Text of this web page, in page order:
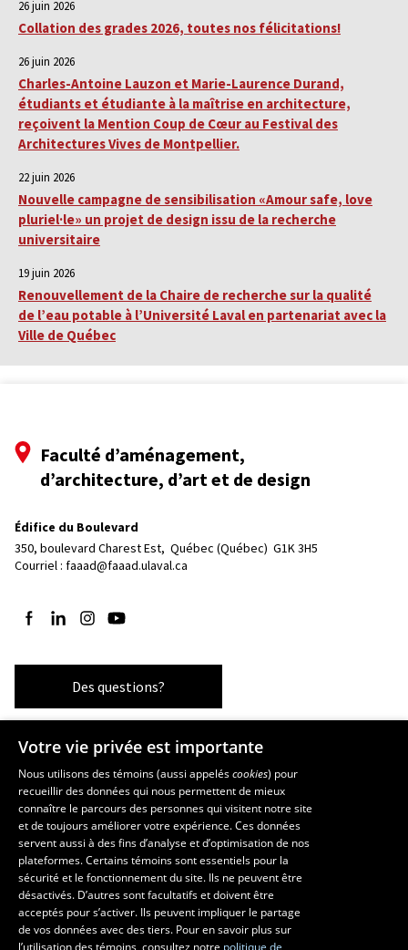
26 juin 2026
Collation des grades 2026, toutes nos félicitations!
26 juin 2026
Charles-Antoine Lauzon et Marie-Laurence Durand,
étudiants et étudiante à la maîtrise en architecture,
reçoivent la Mention Coup de Cœur au Festival des
Architectures Vives de Montpellier.
22 juin 2026
Nouvelle campagne de sensibilisation «Amour safe, love
pluriel·le» un projet de design issu de la recherche
universitaire
19 juin 2026
Renouvellement de la Chaire de recherche sur la qualité
de l’eau potable à l’Université Laval en partenariat avec la
Ville de Québec
Faculté d’aménagement,
d’architecture, d’art et de design
Édifice du Boulevard
350, boulevard Charest Est, Québec (Québec)  G1K 3H5
Courriel : faaad@faaad.ulaval.ca
Suivez-nous sur Facebook
Suivez-nous sur LinkedIn
Suivez-nous sur Instagram
Suivez-nous sur YouTube
Des questions?
Les écoles et la recherche
École supérieure d’aménagement du territoire et de développement
régional
École d’architecture
École d’art
École de design
Centre de recherche en aménagement et développement
Votre vie privée est importante
Nous utilisons des témoins (aussi appeléscookies) pour
recueillir des données qui nous permettent de mieux
connaître le parcours des personnes qui visitent notre site
et de toujours améliorer votre expérience. Ces données
servent aussi à des fins d’analyse et d’optimisation de nos
plateformes. Certains témoins sont essentiels pour la
sécurité et le fonctionnement du site. Ils ne peuvent être
désactivés. D’autres sont facultatifs et doivent être
acceptés pour s’activer. Ils peuvent impliquer le partage
de vos données avec des tiers. Pour en savoir plus sur
l’utilisation des témoins, consultez notre politique de